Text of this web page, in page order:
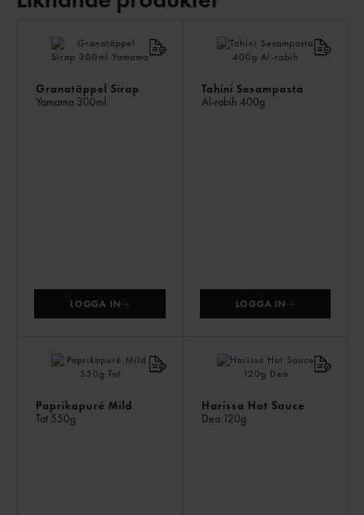
Granatäppel Sirap
Yamama 300ml
LOGGA IN
Tahini Sesampasta
Al-rabih 400g
LOGGA IN
Paprikapuré Mild
Tat 550g
Harissa Hot Sauce
Dea 120g